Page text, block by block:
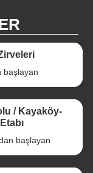
başlayan
Gün
/ Kayaköy-
başlayan
Gün